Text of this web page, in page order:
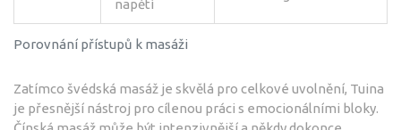
Porovnání přístupů k masáži
napětí
Zatímco švédská masáž je skvělá pro celkové uvolnění, Tuina
je přesnější nástroj pro cílenou práci s emocionálními bloky.